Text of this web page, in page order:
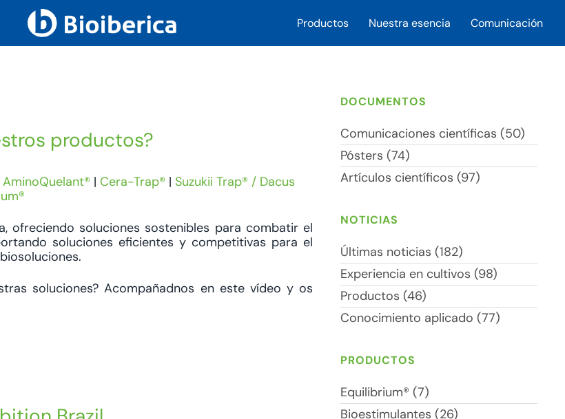
Productos Nuestra esencia Comunicación
productos?
AminoQuelant® | Cera-Trap® | Suzukii Trap® / Dacus
ofreciendo soluciones sostenibles para combatir el
soluciones eficientes y competitivas para el
soluciones? Acompañadnos en este vídeo y os
DOCUMENTOS
Comunicaciones científicas (50)
Pósters (74)
Artículos científicos (97)
NOTICIAS
Últimas noticias (182)
Experiencia en cultivos (98)
Productos (46)
Conocimiento aplicado (77)
PRODUCTOS
Equilibrium® (7)
Bioestimulantes (26)